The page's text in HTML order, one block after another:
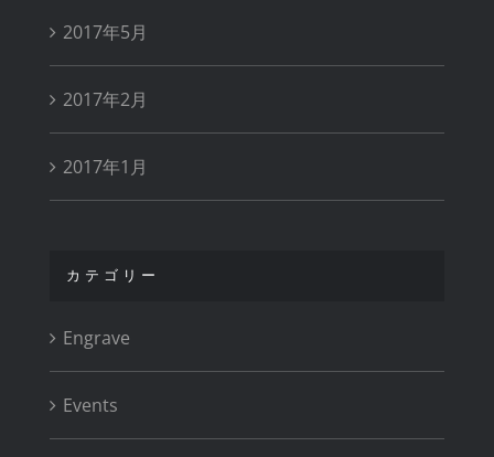
2017年5月
2017年2月
2017年1月
カテゴリー
Engrave
Events